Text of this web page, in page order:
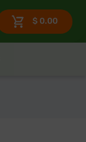
$ 0.00